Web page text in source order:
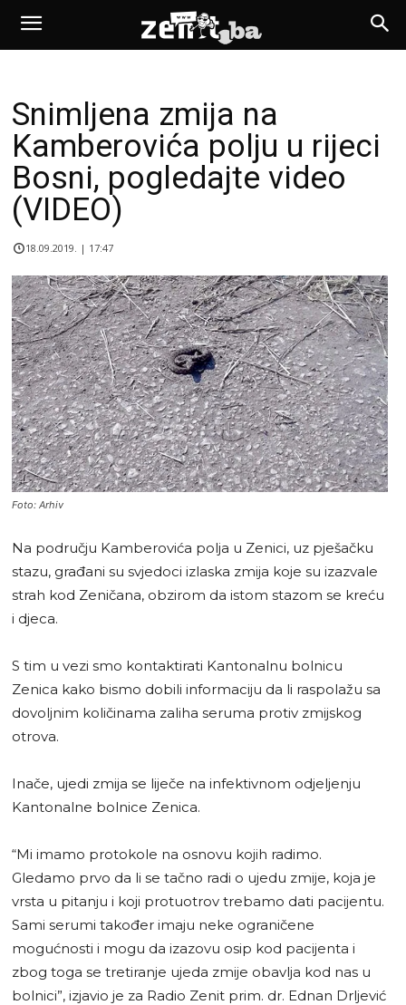
Snimljena zmija na
Kamberovića polju u rijeci
Bosni, pogledajte video
(VIDEO)
18.09.2019. | 17:47
Foto: Arhiv
Na području Kamberovića polja u Zenici, uz pješačku
stazu, građani su svjedoci izlaska zmija koje su izazvale
strah kod Zeničana, obzirom da istom stazom se kreću
i djeca.
S tim u vezi smo kontaktirati Kantonalnu bolnicu
Zenica kako bismo dobili informaciju da li raspolažu sa
dovoljnim količinama zaliha seruma protiv zmijskog
otrova.
Inače, ujedi zmija se liječe na infektivnom odjeljenju
Kantonalne bolnice Zenica.
“Mi imamo protokole na osnovu kojih radimo.
Gledamo prvo da li se tačno radi o ujedu zmije, koja je
vrsta u pitanju i koji protuotrov trebamo dati pacijentu.
Sami serumi također imaju neke ograničene
mogućnosti i mogu da izazovu osip kod pacijenta i
zbog toga se tretiranje ujeda zmije obavlja kod nas u
bolnici”, izjavio je za Radio Zenit prim. dr. Ednan Drljević